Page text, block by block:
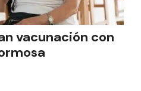
vacunación con